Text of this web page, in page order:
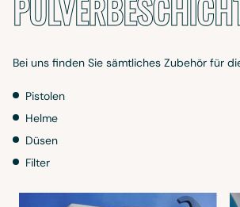
Bei uns finden Sie sämtliches Zubehör für
Pistolen
Helme
Düsen
Filter